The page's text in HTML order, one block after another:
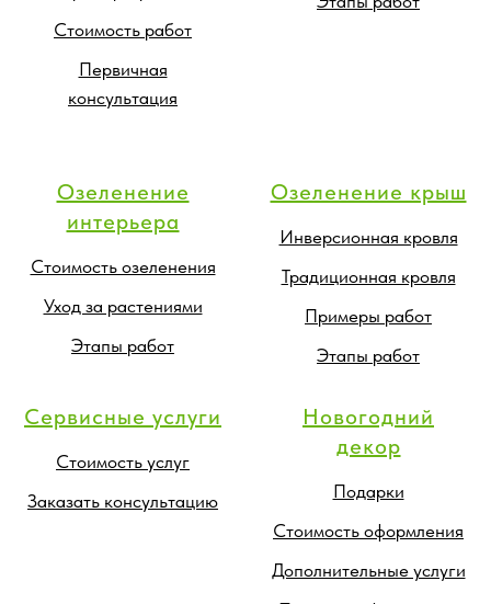
Стоимость работ
Первичная
консультация
Озеленение
интерьера
Стоимость озеленения
Уход за растениями
Этапы работ
Озеленение крыш
Инверсионная кровля
Традиционная кровля
Примеры работ
Этапы работ
Сервисные услуги
Стоимость услуг
Заказать консультацию
Новогодний
декор
Подарки
Стоимость оформления
Дополнительные услуги